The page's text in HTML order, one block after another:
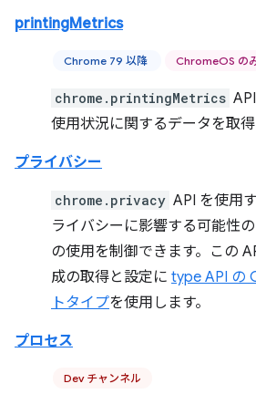
printingMetrics
Chrome 79 以降 ChromeOS の
chrome.printingMetrics
使用状況に関するデータを取得
プライバシー
chrome.privacy API を使用
ライバシーに影響する可能性
の使用を制御できます。この
成の取得と設定に type API の
トタイプを使用します。
プロセス
Dev チャンネル